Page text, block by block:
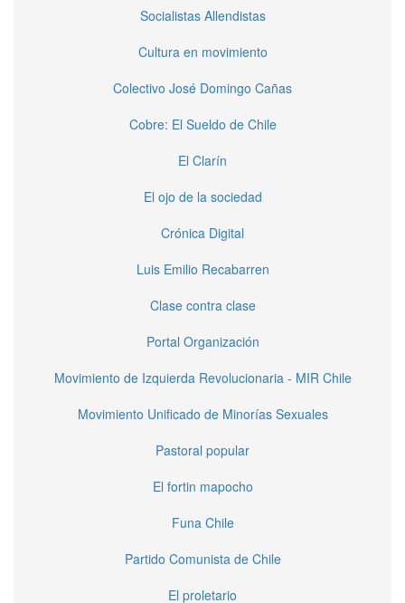
Socialistas Allendistas
Cultura en movimiento
Colectivo José Domingo Cañas
Cobre: El Sueldo de Chile
El Clarín
El ojo de la sociedad
Crónica Digital
Luis Emilio Recabarren
Clase contra clase
Portal Organización
Movimiento de Izquierda Revolucionaria - MIR Chile
Movimiento Unificado de Minorías Sexuales
Pastoral popular
El fortin mapocho
Funa Chile
Partido Comunista de Chile
El proletario